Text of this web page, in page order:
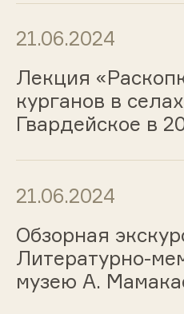
21.06.2024
Лекция
курганов в
Гвардейское в
21.06.2024
Обзорная
Литературно-
музею А.